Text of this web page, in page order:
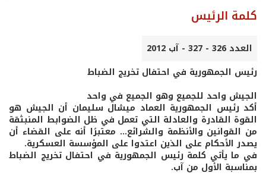
كلمة الرئيس
العدد 326 - 327 - آب 2012
رئيس الجمهورية في احتفال تخريج الضباط
الجيش واحد للجميع وهو الجميع في واحد
أكد رئيس الجمهورية العماد ميشال سليمان أن الجيش هو
القوة القادرة والعادلة التي تعمل في ظل الضوابط المنبثقة
من القوانين والأنظمة والشرائع... معتبرًا أنه على القضاء أن
يصدر الأحكام على الذين اعتدوا على المؤسسة العسكرية.
في ما يأتي كلمة رئيس الجمهورية في احتفال تخريج الضباط
بمناسبة الأول من آب.